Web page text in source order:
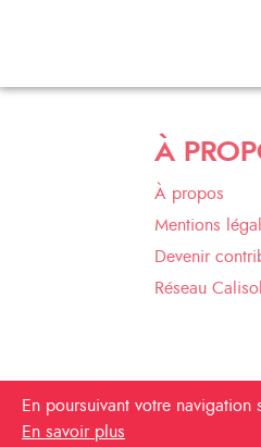
À
À propos
Mentions
Devenir
Réseau
En poursuivant votre
En savoir plus